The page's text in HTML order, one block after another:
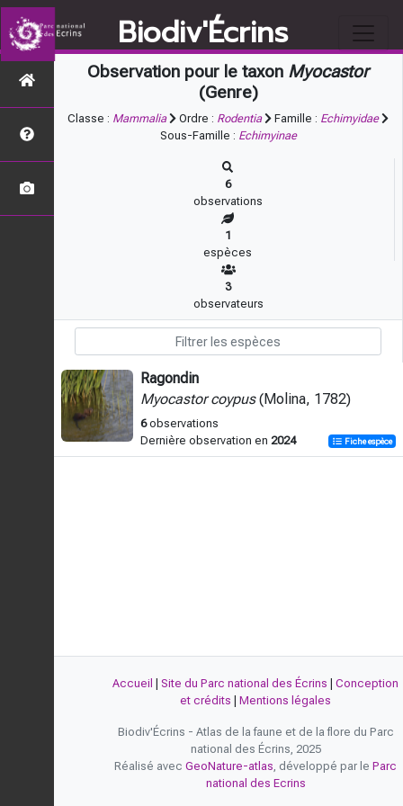
Biodiv'Écrins
Observation pour le taxon Myocastor
(Genre)
Classe : Mammalia Ordre : Rodentia Famille : Echimyidae
Sous-Famille : Echimyinae
6
observations
1
espèces
3
observateurs
Ragondin
Myocastor coypus(Molina, 1782)
6observations
Dernière observation en 2024 Fiche espèce
Accueil Site du Parc national des Écrins
Conception
et crédits
Mentions légales
Biodiv'Écrins - Atlas de la faune et de la flore du Parc
national des Écrins, 2025
Réalisé avec GeoNature-atlas, développé par le Parc
national des Ecrins